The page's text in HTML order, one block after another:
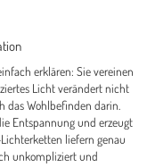
erklären: Sie vereinen
Licht verändert nicht
das Wohlbefinden darin.
Entspannung und erzeugt
liefern genau
unkompliziert und